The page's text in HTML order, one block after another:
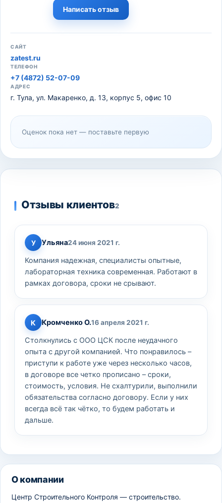
Написать отзыв
САЙТ
zatest.ru
ТЕЛЕФОН
+7 (4872) 52-07-09
АДРЕС
г. Тула, ул. Макаренко, д. 13, корпус 5, офис 10
Оценок пока нет — поставьте первую
Отзывы клиентов2
У Ульяна24 июня 2021 г.
Компания надежная, специалисты опытные,
лабораторная техника современная. Работают в
рамках договора, сроки не срывают.
К Кромченко О.16 апреля 2021 г.
Столкнулись с ООО ЦСК после неудачного
опыта с другой компанией. Что понравилось –
приступи к работе уже через несколько часов,
в договоре все четко прописано – сроки,
стоимость, условия. Не схалтурили, выполнили
обязательства согласно договору. Если у них
всегда всё так чётко, то будем работать и
дальше.
О компании
Центр Строительного Контроля — строительство.